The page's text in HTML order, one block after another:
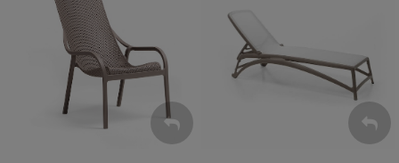
ZOBACZ ZOBACZ